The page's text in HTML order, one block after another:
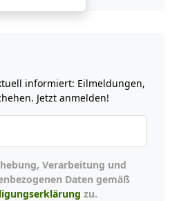
informiert: Eilmeldungen,
Jetzt anmelden!
Daten gemäß
zu.